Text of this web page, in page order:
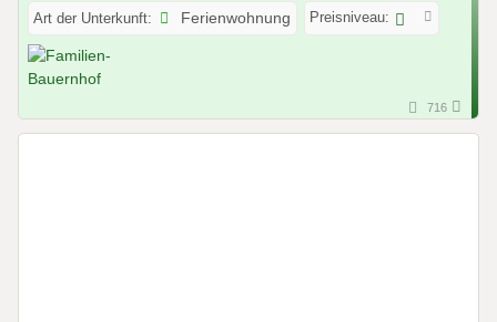
Art der Unterkunft: Ferienwohnung Preisniveau:
716